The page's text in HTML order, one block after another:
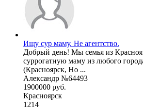
Ищу сур маму. Не агентство.
Добрый день! Мы семья из
суррогатную маму из любого
(Красноярск, Но ...
Александр №64493
1900000 руб.
Красноярск
1214